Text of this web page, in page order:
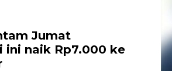
Jumat
ini naik Rp7.000 ke